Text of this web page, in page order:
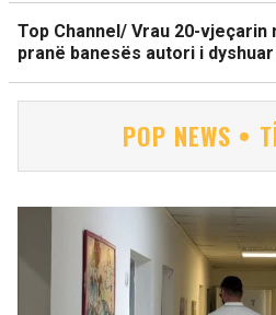
Top Channel/ Vrau 20-
pranë banesës autori i
POP NEWS •